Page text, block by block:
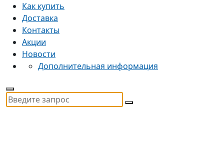
Как купить
Доставка
Контакты
Акции
Новости
Дополнительная информация